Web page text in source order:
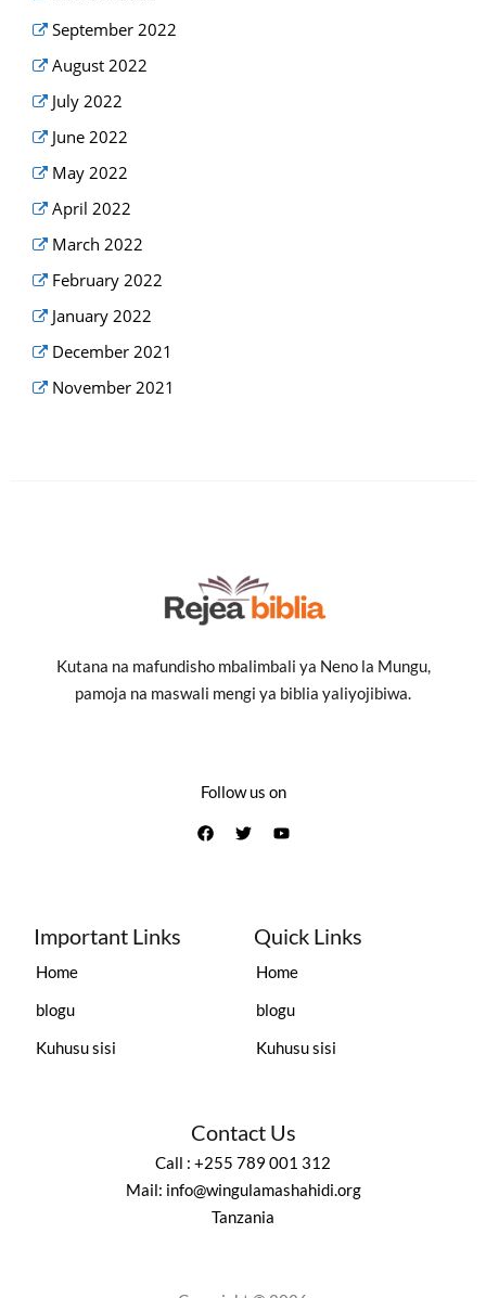
September 2022
August 2022
July 2022
June 2022
May 2022
April 2022
March 2022
February 2022
January 2022
December 2021
November 2021
Kutana na mafundisho mbalimbali ya Neno la Mungu,
pamoja na maswali mengi ya biblia yaliyojibiwa.
Follow us on
Important Links
Home
blogu
Kuhusu sisi
Quick Links
Home
blogu
Kuhusu sisi
Contact Us
Call : +255 789 001 312
Mail: info@wingulamashahidi.org
Tanzania